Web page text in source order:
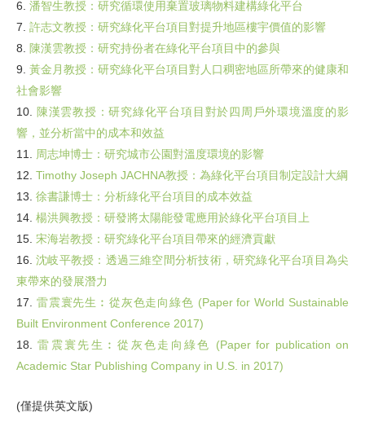
6. 潘智生教授：研究循環使用棄置玻璃物料建構綠化平台
7. 許志文教授：研究綠化平台項目對提升地區樓宇價值的影響
8. 陳漢雲教授：研究持份者在綠化平台項目中的參與
9. 黃金月教授：研究綠化平台項目對人口稠密地區所帶來的健康和
社會影響
10. 陳漢雲教授：研究綠化平台項目對於四周戶外環境溫度的影
響，並分析當中的成本和效益
11. 周志坤博士：研究城市公園對溫度環境的影響
12. Timothy Joseph JACHNA教授：為綠化平台項目制定設計大綱
13. 徐書謙博士：分析綠化平台項目的成本效益
14. 楊洪興教授：研發將太陽能發電應用於綠化平台項目上
15. 宋海岩教授：研究綠化平台項目帶來的經濟貢獻
16.沈岐平教授：透過三維空間分析技術，研究綠化平台項目為尖
東帶來的發展潛力
17. 雷震寰先生︰從灰色走向綠色 (Paper for World Sustainable
Built Environment Conference 2017)
18.雷震寰先生︰從灰色走向綠色 (Paper for publication on
Academic Star Publishing Company in U.S. in 2017)
(僅提供英文版)